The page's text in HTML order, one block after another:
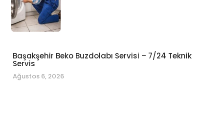
Başakşehir Beko Buzdolabı Servisi – 7/24 Teknik
Servis
Ağustos 6, 2026